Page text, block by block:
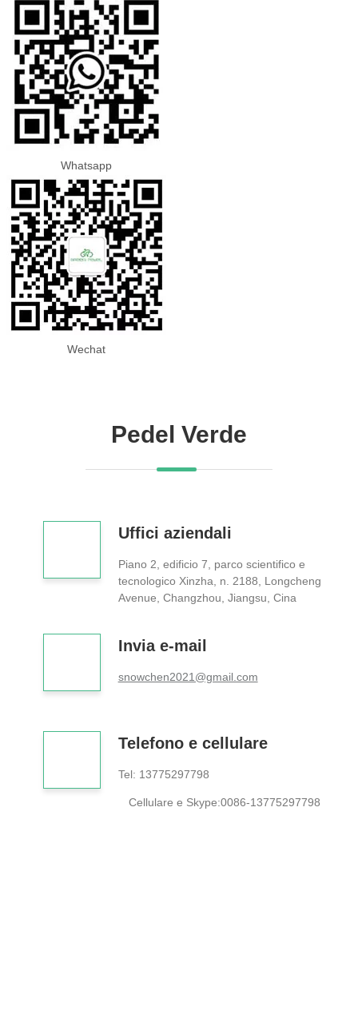
Whatsapp
Wechat
Pedel Verde
Uffici aziendali
Piano 2, edificio 7, parco scientifico e
tecnologico Xinzha, n. 2188, Longcheng
Avenue, Changzhou, Jiangsu, Cina
Invia e-mail
snowchen2021@gmail.com
Telefono e cellulare
Tel: 13775297798
Cellulare e Skype:0086-13775297798